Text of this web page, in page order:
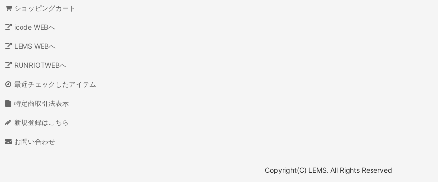
ショッピングカート
icode WEBへ
LEMS WEBへ
RUNRIOTWEBへ
最近チェックしたアイテム
特定商取引法表示
新規登録はこちら
お問い合わせ
Copyright(C) LEMS. All Rights Reserved